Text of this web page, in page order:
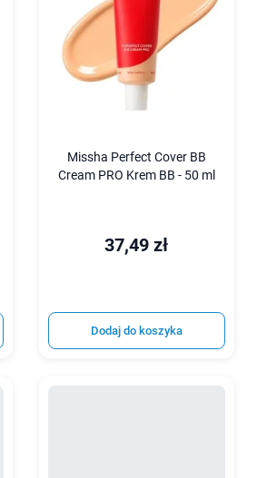
Missha Perfect Cover BB
Cream PRO Krem BB - 50 ml
37,49 zł
Dodaj do koszyka